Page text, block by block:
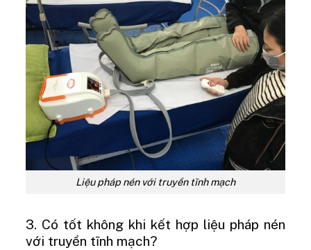
Liệu pháp nén với truyền tĩnh mạch
3. Có tốt không khi kết hợp liệu pháp nén
với truyền tĩnh mạch?